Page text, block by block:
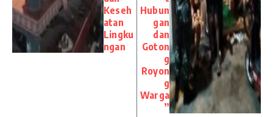
Keseh
atan
Lingku
ngan
Hubun
gan
dan
Goton
g
Royon
g
Warga
”